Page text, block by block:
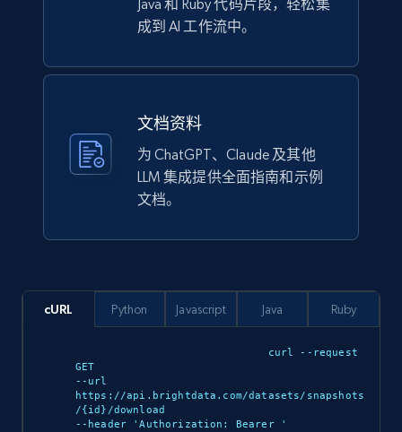
Lowes.com
Model number, Gtin ean pn, Product name, and
more.
eCommerce
991+ 162+ 立即购买
Ikea - Products
Description, In stock, Color, Size, Reviews
count, Main image, Category url, Category, and
more.
Java 和 Ruby 代码片段，轻松集
成到 AI 工作流中。
文档资料
为 ChatGPT、Claude 及其他
LLM 集成提供全面指南和示例
文档。
cURL
curl --request
GET
--url
https://api.brightdata.com/datasets/snapshots
/{id}/download
--header 'Authorization: Bearer
'
Python Javascript Java Ruby